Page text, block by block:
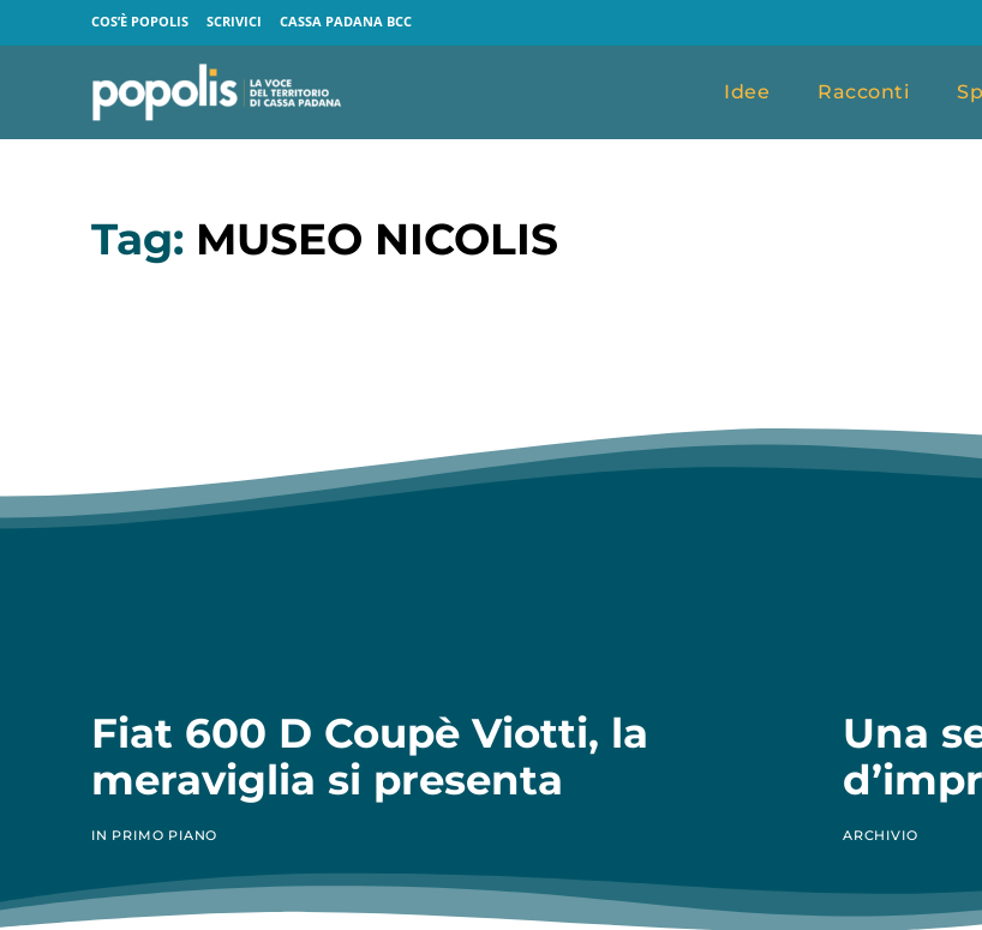
COS’È POPOLIS SCRIVICI CASSA PADANA BCC
Idee Racconti
Tag: MUSEO NICOLIS
Fiat 600 D Coupè Viotti, la
meraviglia si presenta
IN PRIMO PIANO
Una
ARCHIVIO